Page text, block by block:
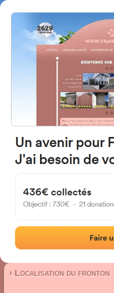
PROPOSER
4867
frontons
19153
Camino
Fronton
Localisation|Photos
› Localisation du fronton